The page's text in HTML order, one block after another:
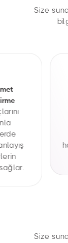
Size
Size